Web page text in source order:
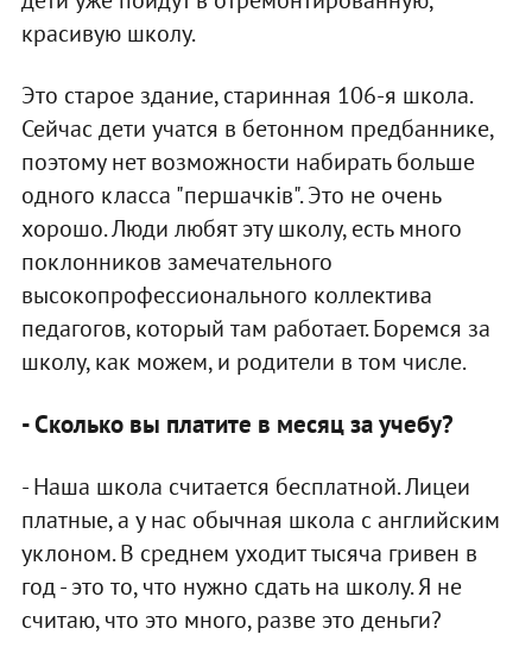
красивую школу.
Это старое здание, старинная 106-я школа.
Сейчас дети учатся в бетонном предбаннике,
поэтому нет возможности набирать больше
одного класса "першачків". Это не очень
хорошо. Люди любят эту школу, есть много
поклонников замечательного
высокопрофессионального коллектива
педагогов, который там работает. Боремся за
школу, как можем, и родители в том числе.
- Сколько вы платите в месяц за учебу?
- Наша школа считается бесплатной. Лицеи
платные, а у нас обычная школа с английским
уклоном. В среднем уходит тысяча гривен в
год - это то, что нужно сдать на школу. Я не
считаю, что это много, разве это деньги?